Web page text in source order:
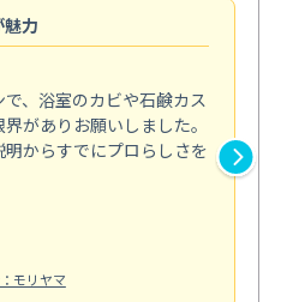
力
、浴室のカビや石鹸カス
がありお願いしました。
からすでにプロらしさを
モリヤマ